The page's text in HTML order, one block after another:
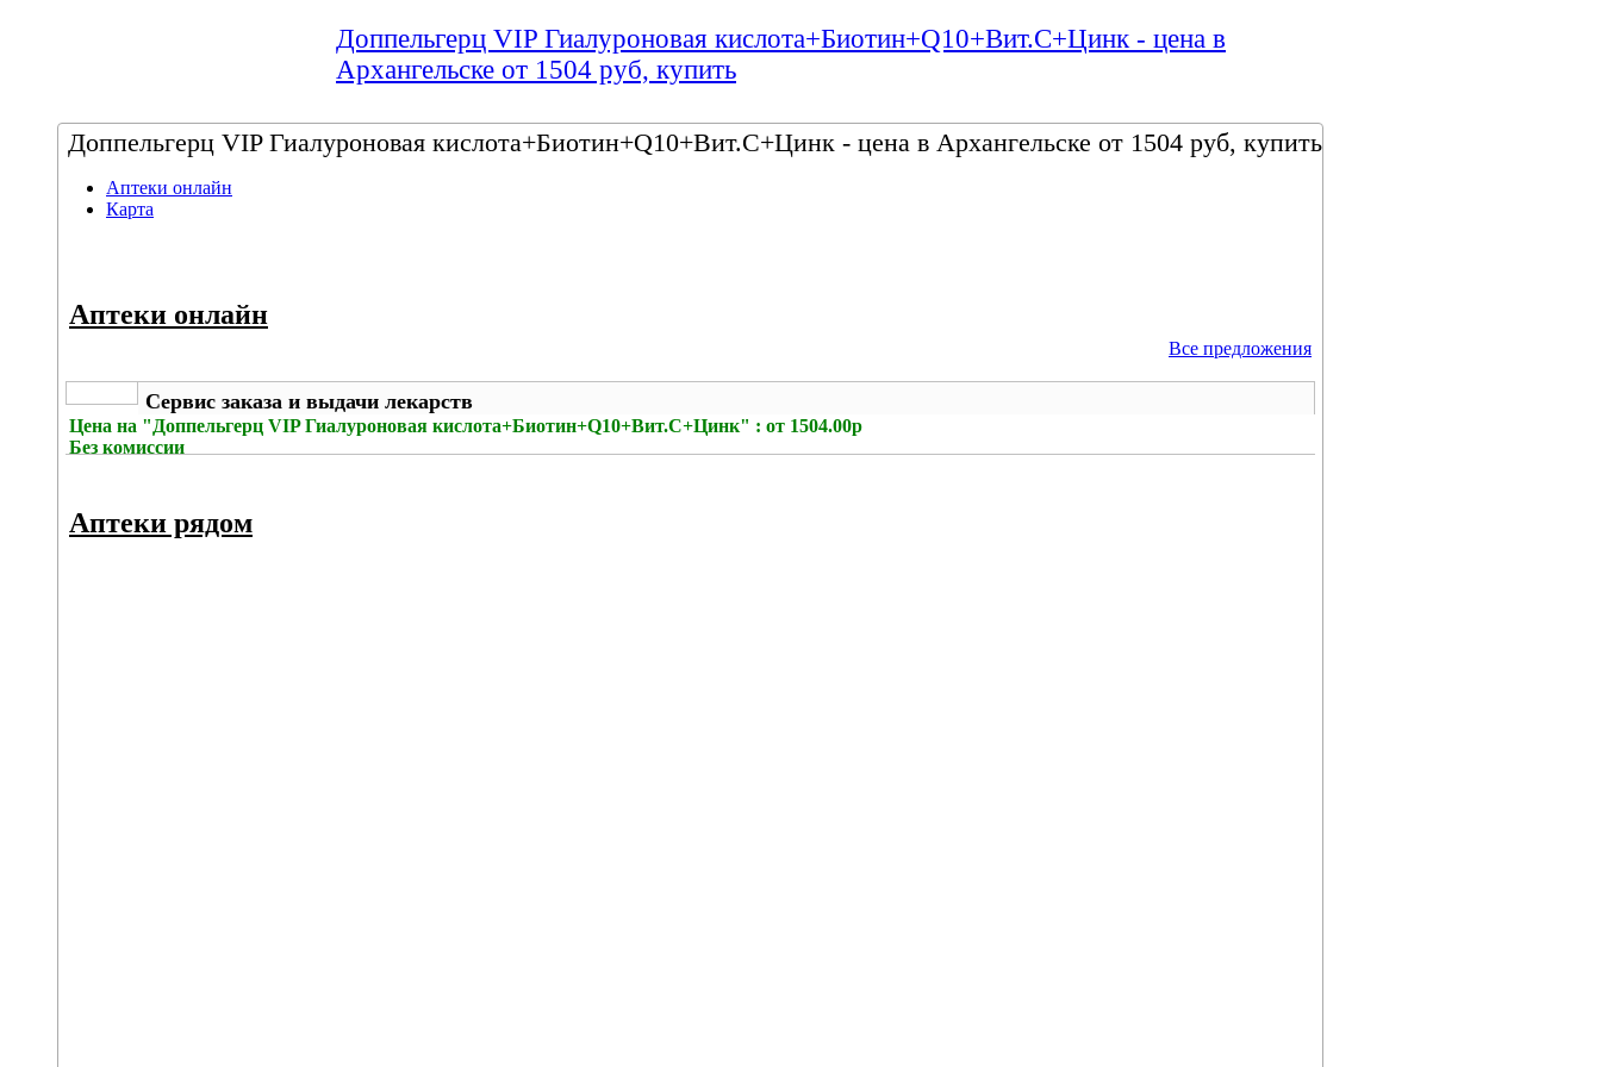
Доппельгерц VIP Гиалуроновая кислота+Биотин+Q10+Вит.С+Цинк - цена в
Архангельске от 1504 руб, купить
Доппельгерц VIP Гиалуроновая кислота+Биотин+Q10+Вит.С+Цинк - цена в Архангельске от 1504 руб, купить
Аптеки онлайн
Карта
Аптеки онлайн
Все предложения
Сервис заказа и выдачи лекарств
Цена на "Доппельгерц VIP Гиалуроновая кислота+Биотин+Q10+Вит.С+Цинк" : от 1504.00р
Без комиссии
Аптеки рядом